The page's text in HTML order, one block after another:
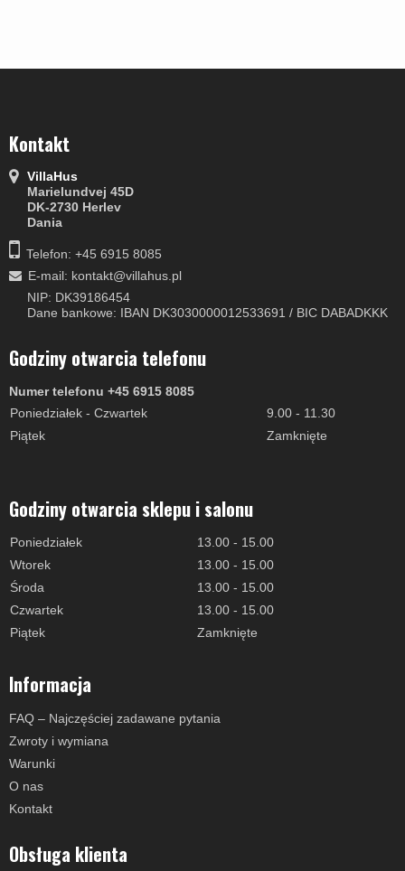
Kontakt
VillaHus
Marielundvej 45D
DK-2730 Herlev
Dania
Telefon: +45 6915 8085
E-mail: kontakt@villahus.pl
NIP: DK39186454
Dane bankowe: IBAN DK3030000012533691 / BIC DABADKKK
Godziny otwarcia telefonu
Numer telefonu +45 6915 8085
Poniedziałek - Czwartek
9.00 - 11.30
Piątek
Zamknięte
Godziny otwarcia sklepu i salonu
Poniedziałek
13.00 - 15.00
Wtorek
13.00 - 15.00
Środa
13.00 - 15.00
Czwartek
13.00 - 15.00
Piątek
Zamknięte
Informacja
FAQ – Najczęściej zadawane pytania
Zwroty i wymiana
Warunki
O nas
Kontakt
Obsługa klienta